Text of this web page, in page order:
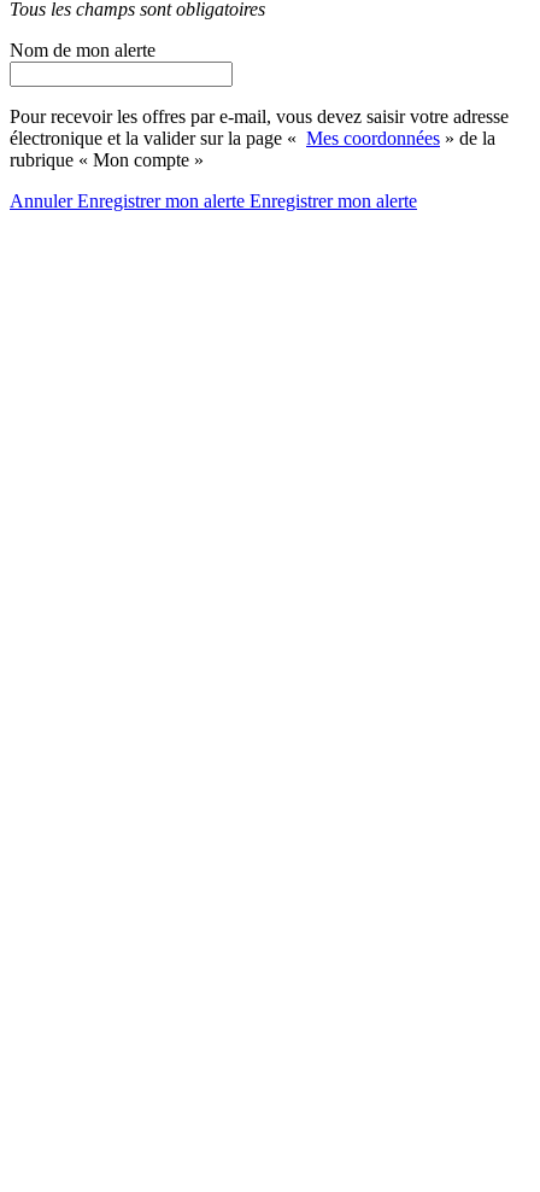
Tous les champs sont obligatoires
Nom de mon alerte
Pour recevoir les offres par e-mail, vous devez saisir votre adresse
électronique et la valider sur la page « Mes coordonnées » de la
rubrique « Mon compte »
AnnulerEnregistrer mon alerte Enregistrermon alerte